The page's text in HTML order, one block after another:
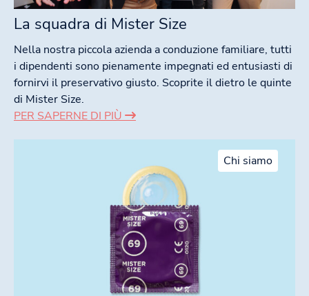
La squadra di Mister Size
Nella nostra piccola azienda a conduzione familiare, tutti
i dipendenti sono pienamente impegnati ed entusiasti di
fornirvi il preservativo giusto. Scoprite il dietro le quinte
di Mister Size.
PER SAPERNE DI PIÙ
Chi siamo